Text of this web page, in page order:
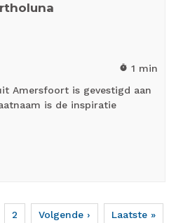
timer 1 min
Amersfoort is gevestigd aan
is de inspiratie
Page
2
Volgende
Volgende ›
Laatste
Laatste »